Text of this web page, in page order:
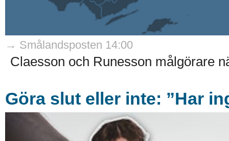
→ Smålandsposten 14:00
Claesson och Runesson målgörare
Göra slut eller inte: ”Har